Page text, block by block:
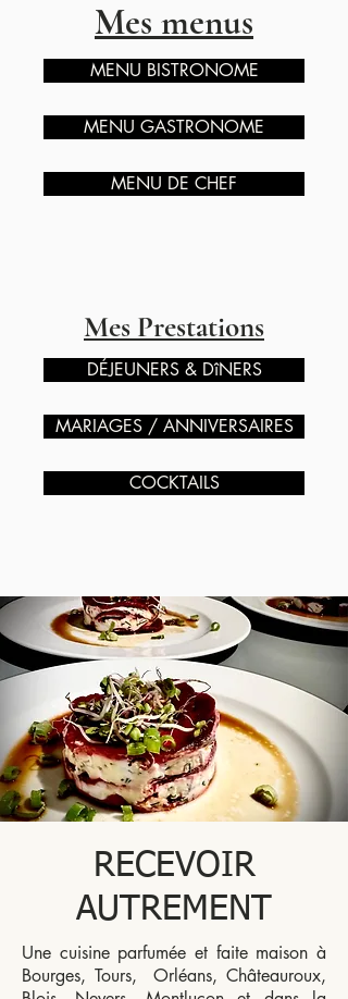
Mes menus
MENU BISTRONOME
MENU GASTRONOME
MENU DE CHEF
Mes Prestations
DÉJEUNERS & DîNERS
MARIAGES / ANNIVERSAIRES
COCKTAILS
RECEVOIR
AUTREMENT
Une cuisine parfumée et faite maison à
Bourges, Tours, Orléans, Châteauroux,